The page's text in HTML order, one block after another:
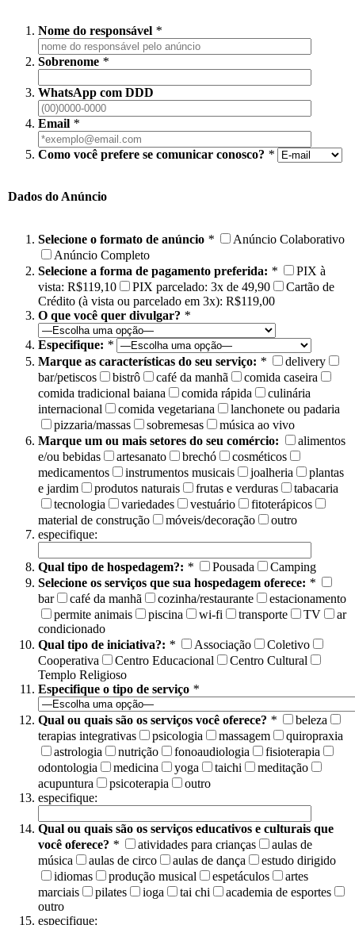
Nome do responsável *
Sobrenome *
WhatsApp com DDD
Email *
Como você prefere se comunicar conosco? *
Dados do Anúncio
Selecione o formato de anúncio *
Anúncio Colaborativo
Anúncio Completo
Selecione a forma de pagamento preferida: *
PIX à
vista: R$119,10
PIX parcelado: 3x de 49,90
Cartão de
Crédito (à vista ou parcelado em 3x): R$119,00
O que você quer divulgar? *
Especifique: *
Marque as características do seu serviço: *
delivery
bar/petiscos
bistrô café da manhã
comida caseira
comida tradicional baiana
comida rápida
culinária
internacional
comida vegetariana
lanchonete ou padaria
pizzaria/massas
sobremesas
música ao vivo
Marque um ou mais setores do seu comércio:
alimentos
e/ou bebidas
artesanato brechó
cosméticos
medicamentos
instrumentos musicais joalheria
plantas
e jardim
produtos naturais frutas e verduras
tabacaria
tecnologia
variedades vestuário
fitoterápicos
material de construção
móveis/decoração
outro
especifique:
Qual tipo de hospedagem?: * Pousada
Camping
Selecione os serviços que sua hospedagem oferece: *
bar
café da manhã cozinha/restaurante
estacionamento
permite animais
piscina wi-fi transporte TV
ar
condicionado
Qual tipo de iniciativa?: * Associação
Coletivo
Cooperativa
Centro Educacional
Centro Cultural
Templo Religioso
Especifique o tipo de serviço *
Qual ou quais são os serviços você oferece? *
beleza
terapias integrativas
psicologia massagem
quiropraxia
astrologia
nutrição fonoaudiologia
fisioterapia
odontologia
medicina yoga taichi
meditação
acupuntura
psicoterapia
outro
especifique:
Qual ou quais são os serviços educativos e culturais que
você oferece? * atividades para crianças
aulas de
música
aulas de circo aulas de dança
estudo dirigido
idiomas
produção musical espetáculos
artes
marciais
pilates ioga tai chi
academia de esportes
outro
especifique: